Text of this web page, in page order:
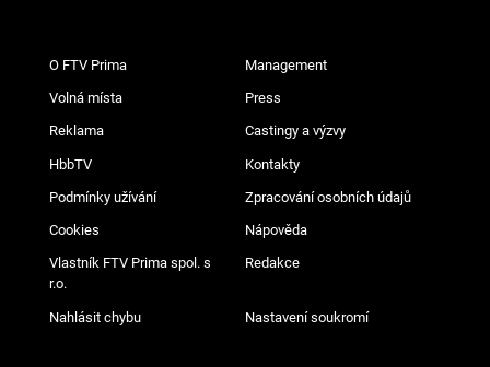
O FTV Prima Management
Volná místa Press
Reklama Castingy a výzvy
HbbTV Kontakty
Podmínky užívání Zpracování osobních údajů
Cookies Nápověda
Vlastník FTV Prima spol. s
r.o.
Redakce
Nahlásit chybu Nastavení soukromí